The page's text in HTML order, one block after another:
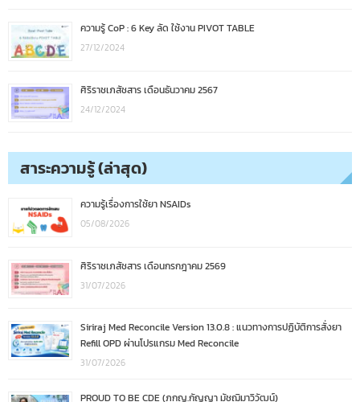
ความรู้ CoP : 6 Key ลัด ใช้งาน PIVOT TABLE
27/12/2024
ศิริราชเภสัชสาร เดือนธันวาคม 2567
24/12/2024
สาระความรู้ (ล่าสุด)
ความรู้เรื่องการใช้ยา NSAIDs
05/08/2026
ศิริราชเภสัชสาร เดือนกรกฎาคม 2569
31/07/2026
Siriraj Med Reconcile Version 13.0.8 : แนวทางการปฏิบัติการสั่งยา
Refill OPD ผ่านโปรแกรม Med Reconcile
31/07/2026
PROUD TO BE CDE (ภกญ.กัญญา มัชฌิมาวิวัฒน์)